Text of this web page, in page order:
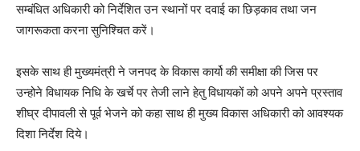
सम्बंधित अधिकारी को निर्देशित उन स्थानों पर दवाई का छिड़काव तथा जन
जागरूकता करना सुनिश्चित करें।
इसके साथ ही मुख्यमंत्री ने जनपद के विकास कार्यो की समीक्षा की जिस पर
उन्होने विधायक निधि के खर्चे पर तेजी लाने हेतु विधायकों को अपने अपने प्रस्ताव
शीघ्र दीपावली से पूर्व भेजने को कहा साथ ही मुख्य विकास अधिकारी को आवश्यक
दिशा निर्देश दिये।